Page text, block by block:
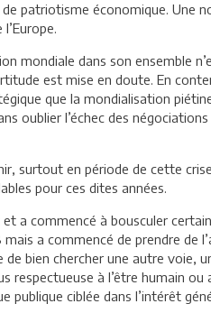
patriotisme économique. Une
mondiale dans son ensemble
est mise en doute. En
que la mondialisation
oublier l’échec des négociations
surtout en période de cette
pour ces dites années.
a commencé à bousculer
a commencé de prendre de
bien chercher une autre voie,
respectueuse à l’être humain
ciblée dans l’intérêt